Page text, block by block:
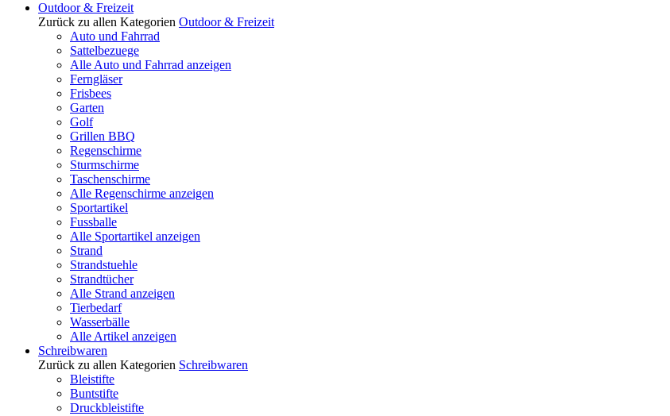
Outdoor & Freizeit
Zurück zu allen Kategorien Outdoor & Freizeit
Auto und Fahrrad
Sattelbezuege
Alle Auto und Fahrrad anzeigen
Ferngläser
Frisbees
Garten
Golf
Grillen BBQ
Regenschirme
Sturmschirme
Taschenschirme
Alle Regenschirme anzeigen
Sportartikel
Fussballe
Alle Sportartikel anzeigen
Strand
Strandstuehle
Strandtücher
Alle Strand anzeigen
Tierbedarf
Wasserbälle
Alle Artikel anzeigen
Schreibwaren
Zurück zu allen Kategorien Schreibwaren
Bleistifte
Buntstifte
Druckbleistifte